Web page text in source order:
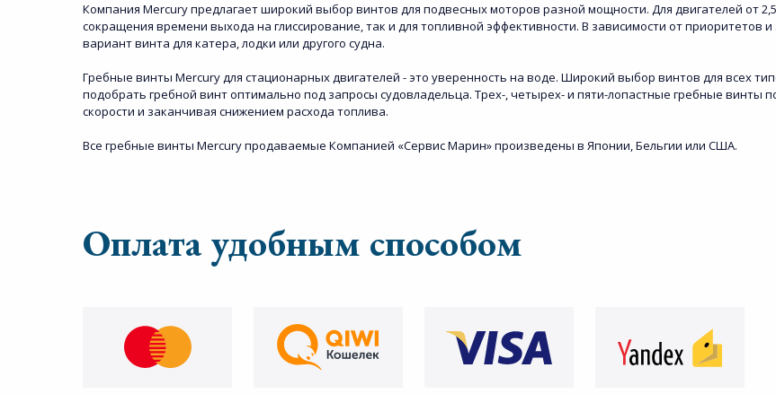
Компания Mercury предлагает широкий выбор винтов для подвесных моторов разной мощности. Для двигателей от
сокращения времени выхода на глиссирование, так и для топливной эффективности. В зависимости от
вариант винта для катера, лодки или другого судна.
Гребные винты Mercury для стационарных двигателей - это уверенность на воде. Широкий выбор винтов для всех
подобрать гребной винт оптимально под запросы судовладельца. Трех-, четырех- и пяти-лопастные гребные
скорости и заканчивая снижением расхода топлива.
Все гребные винты Mercury продаваемые Компанией «Сервис Марин» произведены в Японии, Бельгии или США.
Оплата удобным способом